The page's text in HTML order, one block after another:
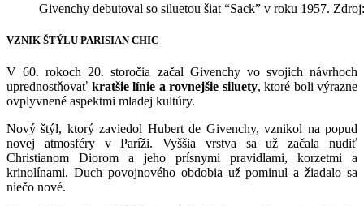
Givenchy debutoval so siluetou šiat “Sack” v roku 1957.
VZNIK ŠTÝLU PARISIAN CHIC
V 60. rokoch 20. storočia začal Givenchy vo svojich návrhoch
uprednostňovať kratšie línie a rovnejšie siluety, ktoré boli výrazne
ovplyvnené aspektmi mladej kultúry.
Nový štýl, ktorý zaviedol Hubert de Givenchy, vznikol na popud
novej atmosféry v Paríži. Vyššia vrstva sa už začala nudiť
Christianom Diorom a jeho prísnymi pravidlami, korzetmi a
krinolínami. Duch povojnového obdobia už pominul a žiadalo sa
niečo nové.